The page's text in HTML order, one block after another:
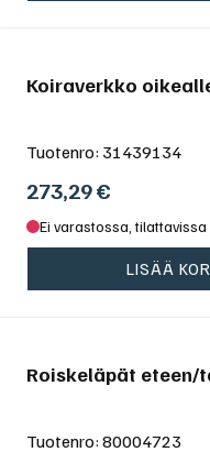
Koiraverkko
Tuotenro: 31439134
273,29€
Ei varastossa, tilattavissa
LISÄÄ
Roiskeläpät eteen/
Tuotenro: 80004723